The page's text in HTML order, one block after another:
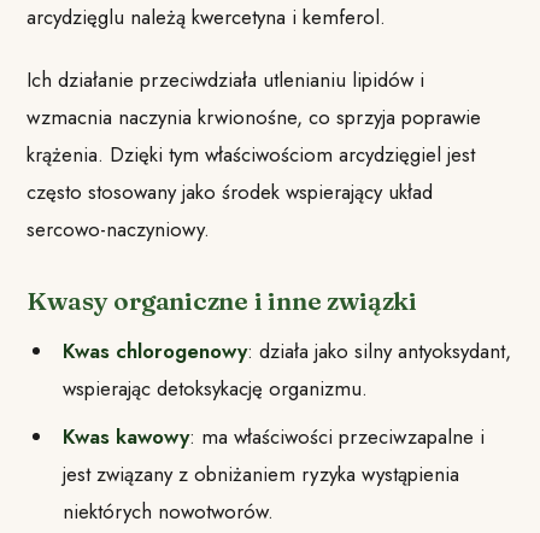
arcydzięglu należą kwercetyna i kemferol.
Ich działanie przeciwdziała utlenianiu lipidów i
wzmacnia naczynia krwionośne, co sprzyja poprawie
krążenia. Dzięki tym właściwościom arcydzięgiel jest
często stosowany jako środek wspierający układ
sercowo-naczyniowy.
Kwasy organiczne i inne związki
Kwas chlorogenowy: działa jako silny antyoksydant,
wspierając detoksykację organizmu.
Kwas kawowy: ma właściwości przeciwzapalne i
jest związany z obniżaniem ryzyka wystąpienia
niektórych nowotworów.